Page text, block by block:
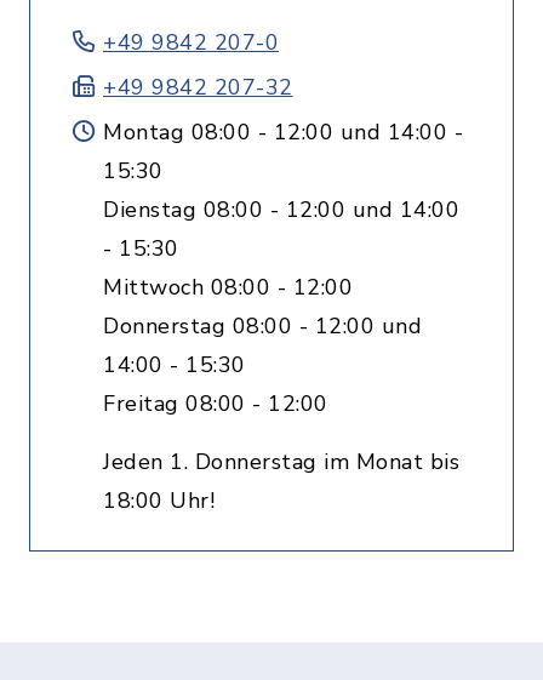
+49 9842 207-0
+49 9842 207-32
Montag 08:00 - 12:00 und 14:00 -
15:30
Dienstag 08:00 - 12:00 und 14:00
- 15:30
Mittwoch 08:00 - 12:00
Donnerstag 08:00 - 12:00 und
14:00 - 15:30
Freitag 08:00 - 12:00
Jeden 1. Donnerstag im Monat bis
18:00 Uhr!